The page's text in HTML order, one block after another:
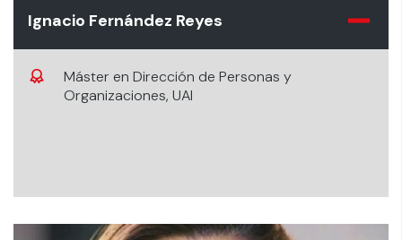
Ignacio Fernández Reyes
Máster en Dirección de Personas y
Organizaciones, UAI